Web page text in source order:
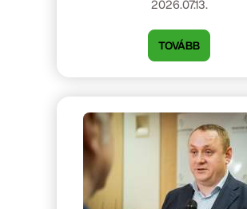
2026.07.13.
TOVÁBB